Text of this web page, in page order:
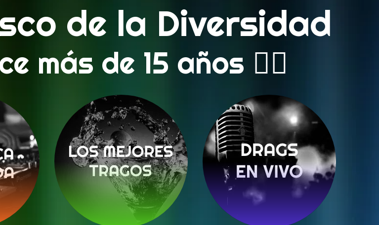
de la Diversidad
más de 15 años 🏳️‍🌈